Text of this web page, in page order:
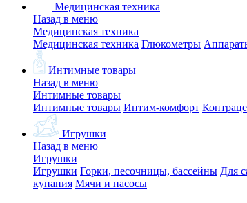
Медицинская техника
Назад в меню
Медицинская техника
Медицинская техника Глюкометры
Интимные товары
Назад в меню
Интимные товары
Интимные товары Интим-комфорт
Игрушки
Назад в меню
Игрушки
Игрушки Горки, песочницы, бассейны Для
купания Мячи и насосы